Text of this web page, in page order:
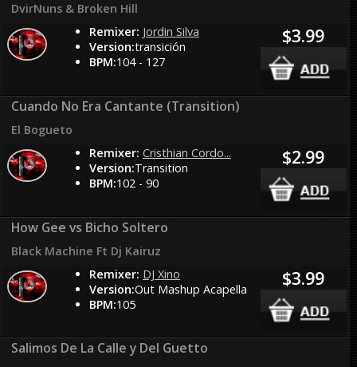
DvirNuns & Broken Hill
Remixer: Jordin Silva
Version:transición
BPM:104 - 127
$3.99
Cuando No Era Cantante (Transition)
El Bogueto
Remixer: Cristhian Cordo...
Version:Transition
BPM:102 - 90
$2.99
How Gee vs Bicho Soltero
Black Machine Ft Dj Kairuz
Remixer: DJ Xino
Version:Out Mashup Acapella
BPM:105
$3.99
Salimos De La Calle y Del Guetto